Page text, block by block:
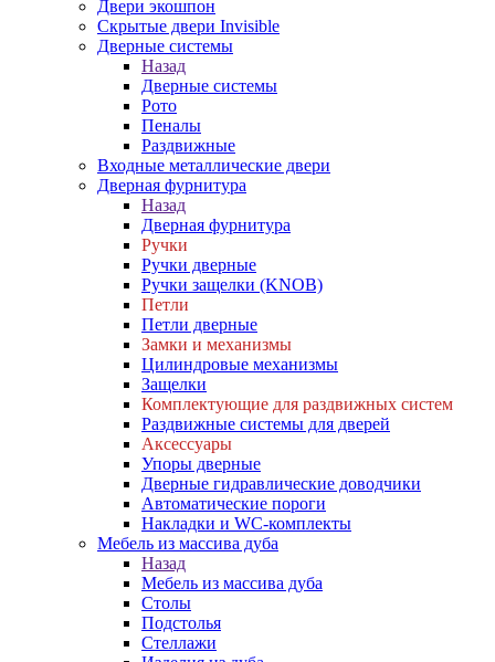
Двери экошпон
Скрытые двери Invisible
Дверные системы
Назад
Дверные системы
Рото
Пеналы
Раздвижные
Входные металлические двери
Дверная фурнитура
Назад
Дверная фурнитура
Ручки
Ручки дверные
Ручки защелки (KNOB)
Петли
Петли дверные
Замки и механизмы
Цилиндровые механизмы
Защелки
Комплектующие для раздвижных систем
Раздвижные системы для дверей
Аксессуары
Упоры дверные
Дверные гидравлические доводчики
Автоматические пороги
Накладки и WC-комплекты
Мебель из массива дуба
Назад
Мебель из массива дуба
Столы
Подстолья
Стеллажи